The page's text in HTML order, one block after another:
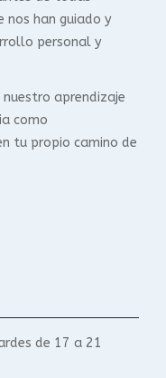
nos han guiado y
personal y
aprendizaje
como
tu propio camino de
de 17 a 21